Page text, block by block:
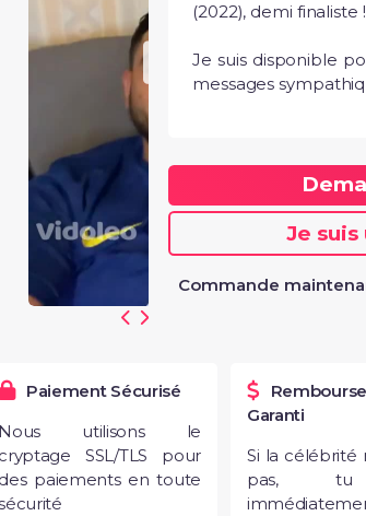
(2022), demi finaliste
Je suis disponible
messages
Je
Commande
Paiement Sécurisé
Nous utilisons le
cryptage SSL/TLS pour
des paiements en toute
Garanti
Si la célébrité
pas, tu